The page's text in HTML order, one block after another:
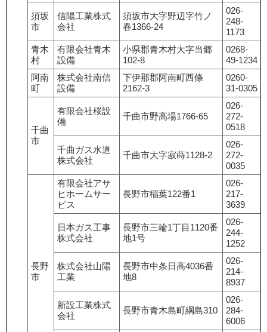
須坂
市
信陽工業株式
会社
須坂市大字野辺字竹ノ
春1366-24
026-
248-
1173
青木
村
有限会社青木
設備
小県郡青木村大字当郷
102-8
0268-
49-1234
阿南
町
株式会社南信
設備
下伊那郡阿南町西條
2162-3
0260-
31-0305
千曲
市
有限会社桜設
備
千曲市野高場1766-65
026-
272-
0518
千曲ガス水道
株式会社
千曲市大字寂蒔1128-2
026-
272-
0035
長野
市
有限会社アサ
ヒホームサー
ビス
長野市稲葉122番1
026-
217-
3639
日本ガス工事
株式会社
長野市三輪1丁目1120番
地1号
026-
244-
1252
株式会社山陽
工業
長野市中条日高4036番
地8
026-
214-
8937
新設工業株式
会社
長野市青木島町綱島310
026-
284-
6006